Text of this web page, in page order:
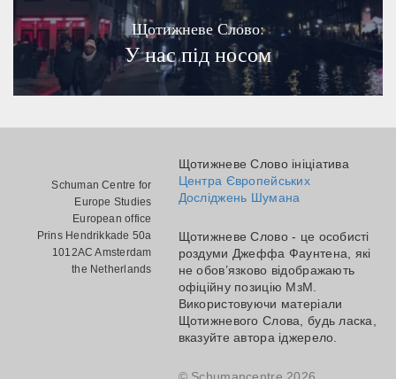
Щотижневе Слово:
У нас під носом
Schuman Centre for
Europe Studies
European office
Prins Hendrikkade 50a
1012AC Amsterdam
the Netherlands
Щотижневе Слово ініціатива
Центра Європейських
Досліджень Шумана
Щотижневе Слово - це особисті
роздуми Джеффа Фаунтена, які
не обов’язково відображають
офіційну позицію МзМ.
Використовуючи матеріали
Щотижневого Слова, будь ласка,
вказуйте автора іджерело.
© Schumancentre 2026